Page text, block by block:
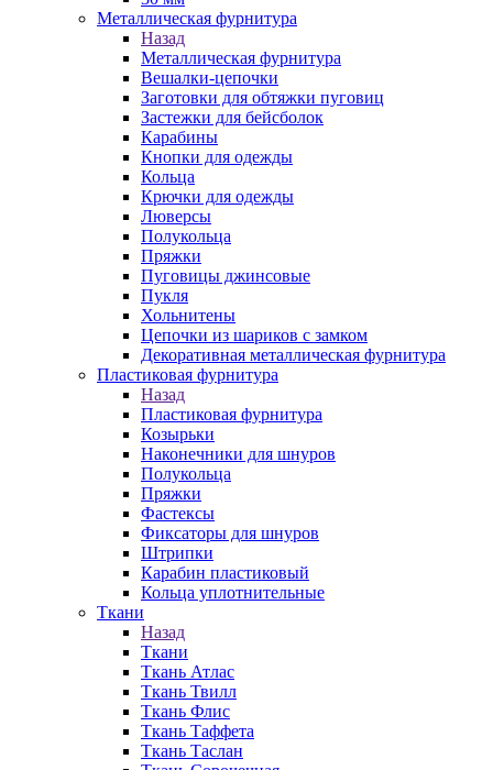
Металлическая фурнитура
Назад
Металлическая фурнитура
Вешалки-цепочки
Заготовки для обтяжки пуговиц
Застежки для бейсболок
Карабины
Кнопки для одежды
Кольца
Крючки для одежды
Люверсы
Полукольца
Пряжки
Пуговицы джинсовые
Пукля
Хольнитены
Цепочки из шариков с замком
Декоративная металлическая фурнитура
Пластиковая фурнитура
Назад
Пластиковая фурнитура
Козырьки
Наконечники для шнуров
Полукольца
Пряжки
Фастексы
Фиксаторы для шнуров
Штрипки
Карабин пластиковый
Кольца уплотнительные
Ткани
Назад
Ткани
Ткань Атлас
Ткань Твилл
Ткань Флис
Ткань Таффета
Ткань Таслан